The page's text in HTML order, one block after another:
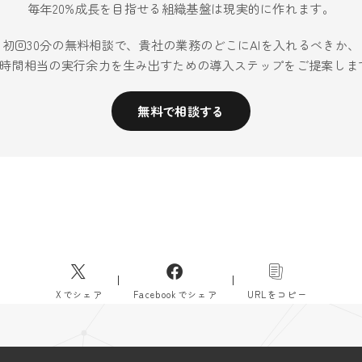
毎年20%成長を目指せる組織基盤は現実的に作れます。
初回30分の無料相談で、貴社の業務のどこにAIを入れるべきか、
間相当の実行余力を生み出すための導入ステップをご提案しま
無料で相談する
Xでシェア Facebookでシェア URLをコピー